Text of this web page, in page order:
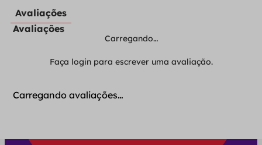
Avaliações
Avaliações
Carregando…
Faça login para escrever uma avaliação.
Carregando avaliações…